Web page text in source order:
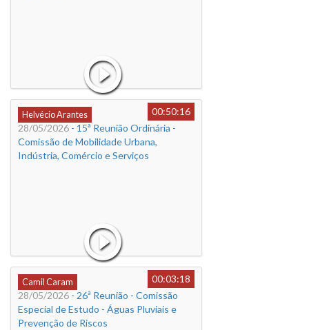
Helvécio Arantes
00:50:16
28/05/2026 - 15ª Reunião Ordinária -
Comissão de Mobilidade Urbana,
Indústria, Comércio e Serviços
Camil Caram
00:03:18
28/05/2026 - 26ª Reunião - Comissão
Especial de Estudo - Águas Pluviais e
Prevenção de Riscos